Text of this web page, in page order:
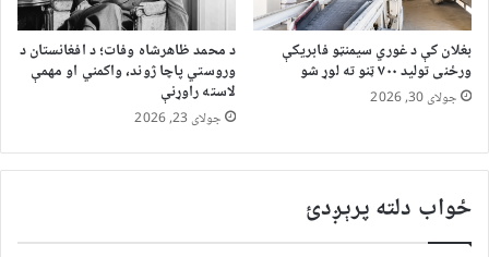
بغلان کې د غوري سیمنټو فابریکې
ورځنی تولید ۷۰۰ ټنو ته لوړ شو
جولای 30, 2026
د محمد ظاهرشاه وفات؛ د افغانستان د
وروستي پاچا ژوند، واکمني او مهمې
لاسته راوړنې
جولای 23, 2026
ځواب دلته پرېږدئ